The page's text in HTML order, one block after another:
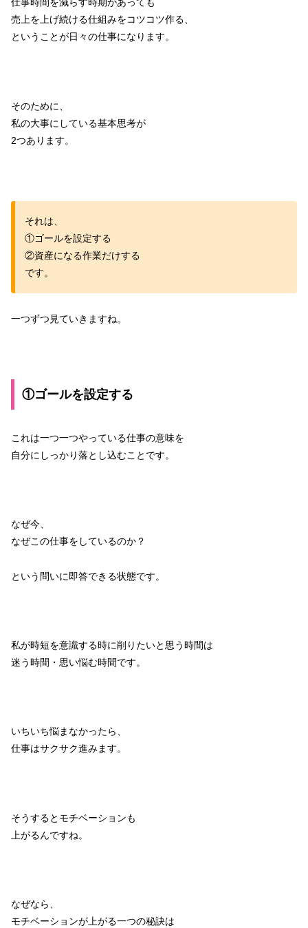
仕事時間を減らす時期があっても
売上を上げ続ける仕組みをコツコツ作る、
ということが日々の仕事になります。
そのために、
私の大事にしている基本思考が
2つあります。
それは、
①ゴールを設定する
②資産になる作業だけする
です。
一つずつ見ていきますね。
①ゴールを設定する
これは一つ一つやっている仕事の意味を
自分にしっかり落とし込むことです。
なぜ今、
なぜこの仕事をしているのか？
という問いに即答できる状態です。
私が時短を意識する時に削りたいと思う時間は
迷う時間・思い悩む時間です。
いちいち悩まなかったら、
仕事はサクサク進みます。
そうするとモチベーションも
上がるんですね。
なぜなら、
モチベーションが上がる一つの秘訣は